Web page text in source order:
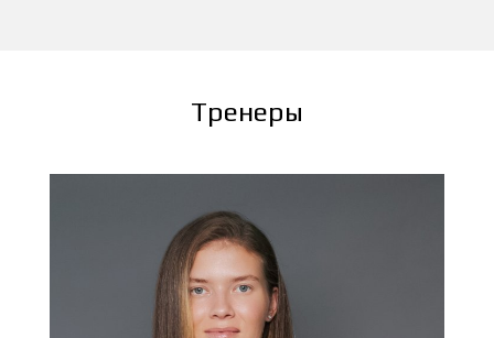
Тренеры